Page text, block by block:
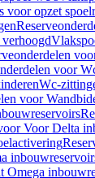
voor opzet
voor
Wc-
voor
Voor Delta
Omega